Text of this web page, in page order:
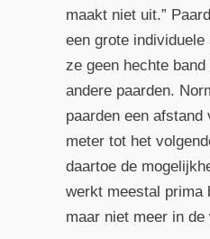
maakt niet uit.”
een grote
ze geen hechte
andere paarden.
paarden een afstand
meter tot het
daartoe de
werkt meestal prima
maar niet meer in